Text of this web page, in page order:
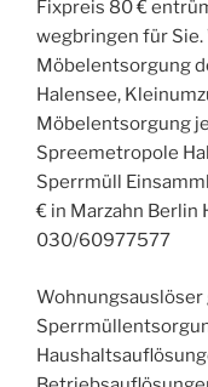
Fixpreis 80 €
wegbringen für
Möbelentsorgung
Halensee,
Möbelentsorgung
Spreemetropole
Sperrmüll
€ in Marzahn Berlin
030/60977577